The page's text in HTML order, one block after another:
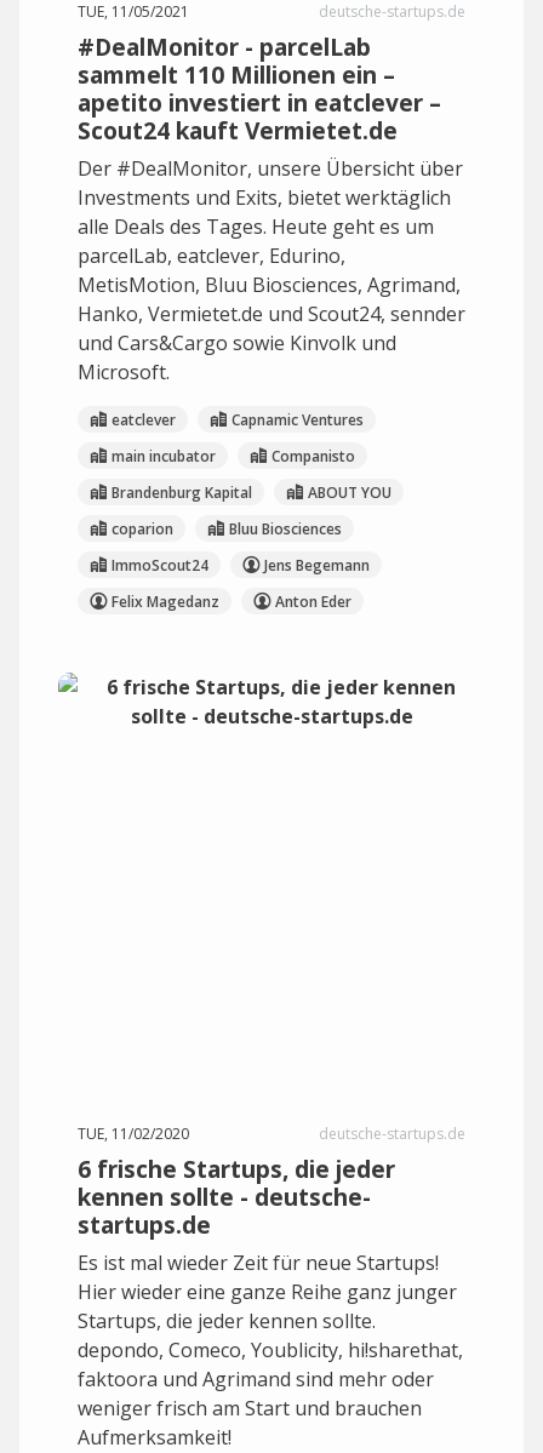
TUE, 11/05/2021 deutsche-startups.de
#DealMonitor - parcelLab
sammelt 110 Millionen ein –
apetito investiert in eatclever –
Scout24 kauft Vermietet.de
Der #DealMonitor, unsere Übersicht über
Investments und Exits, bietet werktäglich
alle Deals des Tages. Heute geht es um
parcelLab, eatclever, Edurino,
MetisMotion, Bluu Biosciences, Agrimand,
Hanko, Vermietet.de und Scout24, sennder
und Cars&Cargo sowie Kinvolk und
Microsoft.
eatclever
Capnamic Ventures
main incubator
Companisto
Brandenburg Kapital
ABOUT YOU
coparion
Bluu Biosciences
ImmoScout24
Jens Begemann
Felix Magedanz
Anton Eder
TUE, 11/02/2020 deutsche-startups.de
6 frische Startups, die jeder
kennen sollte - deutsche-
startups.de
Es ist mal wieder Zeit für neue Startups!
Hier wieder eine ganze Reihe ganz junger
Startups, die jeder kennen sollte.
depondo, Comeco, Youblicity, hi!sharethat,
faktoora und Agrimand sind mehr oder
weniger frisch am Start und brauchen
Aufmerksamkeit!